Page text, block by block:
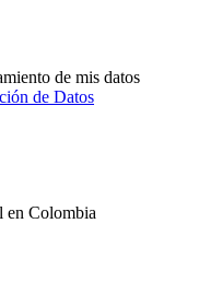
de mis datos
de Datos
en Colombia